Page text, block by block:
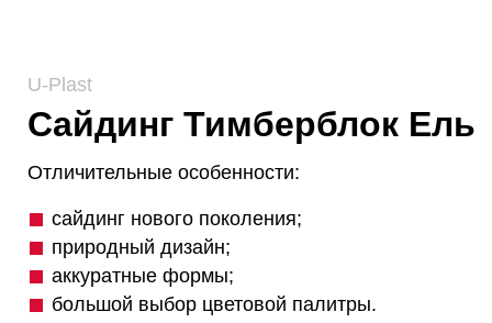
U-Plast
Сайдинг Тимберблок Ель
Отличительные особенности:
сайдинг нового поколения;
природный дизайн;
аккуратные формы;
большой выбор цветовой палитры.